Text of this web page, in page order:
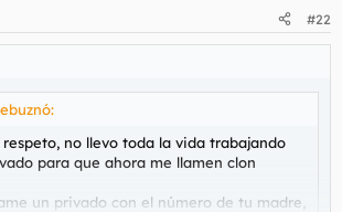
#22
no llevo toda la vida trabajando
para que ahora me llamen clon
un privado con el número de tu madre,